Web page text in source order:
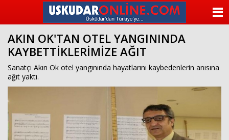
beylikdüzü
escort
beylikdüzü
escort
bayan
beylikdüzü
escort
bayan
beylikdüzü
beylikdüzü
escort
AKIN OK'TAN OTEL YANGININDA
KAYBETTİKLERİMİZE AĞIT
Sanatçı Akın Ok otel yangınında hayatlarını kaybedenlerin anısına
ağıt yaktı.
ANASAYFA
KATEGORİLER
ANKETLER
FOTO GALERİ
VİDEO GALERİ